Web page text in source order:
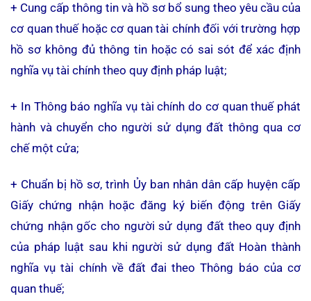
+ Cung cấp thông tin và hồ sơ bổ sung theo yêu cầu của
cơ quan thuế hoặc cơ quan tài chính đối với trường hợp
hồ sơ không đủ thông tin hoặc có sai sót để xác định
nghĩa vụ tài chính theo quy định pháp luật;
+ In Thông báo nghĩa vụ tài chính do cơ quan thuế phát
hành và chuyển cho người sử dụng đất thông qua cơ
chế một cửa;
+ Chuẩn bị hồ sơ, trình Ủy ban nhân dân cấp huyện cấp
Giấy chứng nhận hoặc đăng ký biến động trên Giấy
chứng nhận gốc cho người sử dụng đất theo quy định
của pháp luật sau khi người sử dụng đất Hoàn thành
nghĩa vụ tài chính về đất đai theo Thông báo của cơ
quan thuế;